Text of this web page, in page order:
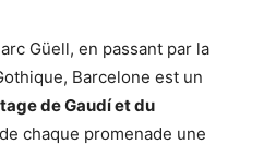
Güell, en passant par la
Barcelone est un
de Gaudí et du
chaque promenade une